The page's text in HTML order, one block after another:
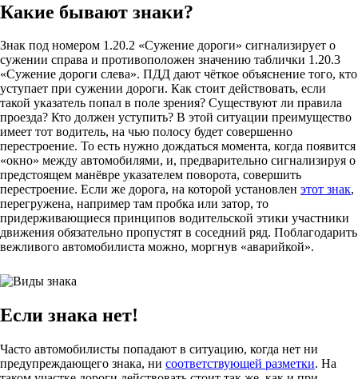
Какие бывают знаки?
Знак под номером 1.20.2 «Сужение дороги» сигнализирует о
сужении справа и противоположен значению таблички 1.20.3
«Сужение дороги слева». ПДД дают чёткое объяснение того, кто
уступает при сужении дороги. Как стоит действовать, если
такой указатель попал в поле зрения? Существуют ли правила
проезда? Кто должен уступить? В этой ситуации преимущество
имеет тот водитель, на чью полосу будет совершенно
перестроение. То есть нужно дождаться момента, когда появится
«окно» между автомобилями, и, предварительно сигнализируя о
предстоящем манёвре указателем поворота, совершить
перестроение. Если же дорога, на которой установлен этот знак,
перегружена, например там пробка или затор, то
придерживающиеся принципов водительской этики участники
движения обязательно пропустят в соседний ряд. Поблагодарить
вежливого автомобилиста можно, моргнув «аварийкой».
Если знака нет!
Часто автомобилисты попадают в ситуацию, когда нет ни
предупреждающего знака, ни соответствующей разметки. На